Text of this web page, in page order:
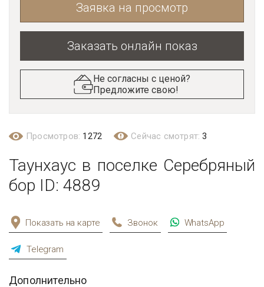
Заявка на просмотр
Заказать онлайн показ
Не согласны с ценой?
Предложите свою!
Просмотров: 1272 Сейчас смотрят:3
Таунхаус в поселке Серебряный
бор ID: 4889
Показать на карте Звонок WhatsApp
Telegram
Дополнительно